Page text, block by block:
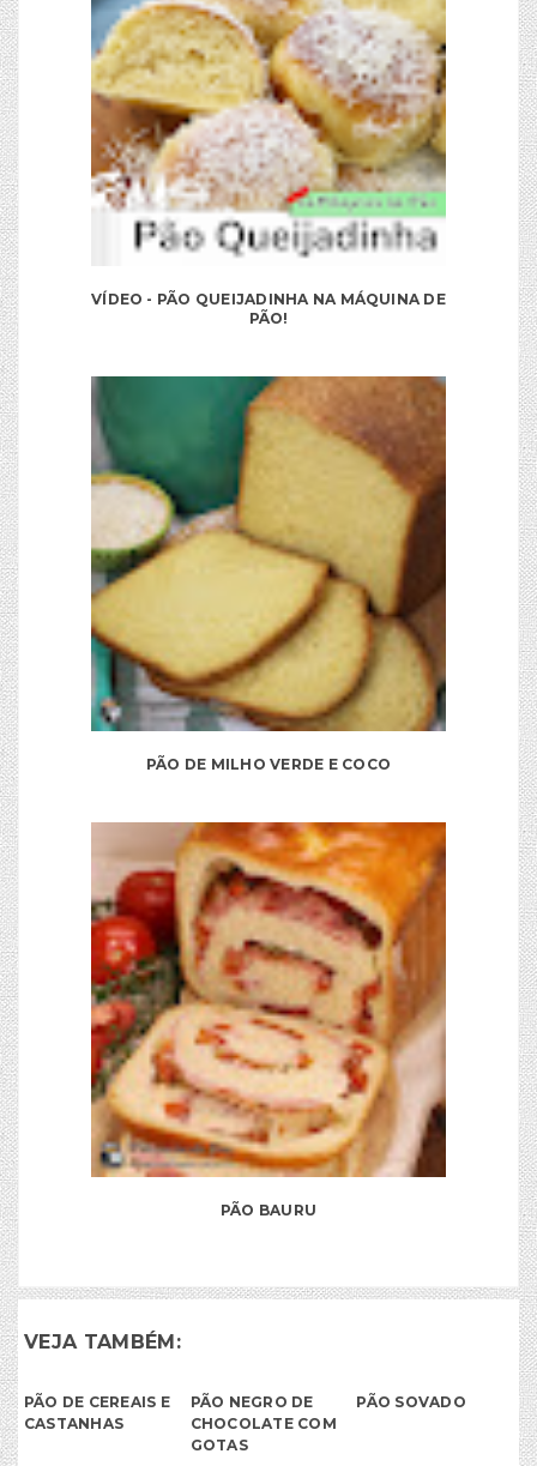
VÍDEO - PÃO QUEIJADINHA NA MÁQUINA DE
PÃO!
PÃO DE MILHO VERDE E COCO
PÃO BAURU
VEJA TAMBÉM:
PÃO DE CEREAIS E
CASTANHAS
PÃO NEGRO DE
CHOCOLATE COM
GOTAS
PÃO SOVADO